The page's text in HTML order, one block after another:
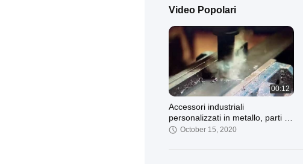
Video Popolari
00:12
Accessori industriali
personalizzati in metallo, parti in
acciaio inossidabile
October 15, 2020